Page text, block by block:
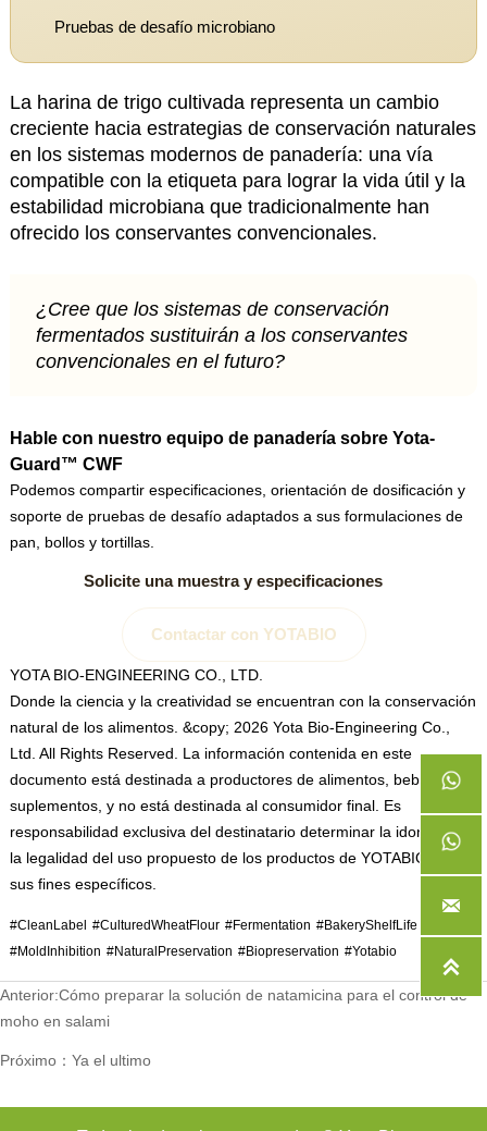
Pruebas de desafío microbiano
La harina de trigo cultivada representa un cambio
creciente hacia estrategias de conservación naturales
en los sistemas modernos de panadería: una vía
compatible con la etiqueta para lograr la vida útil y la
estabilidad microbiana que tradicionalmente han
ofrecido los conservantes convencionales.
¿Cree que los sistemas de conservación
fermentados sustituirán a los conservantes
convencionales en el futuro?
Hable con nuestro equipo de panadería sobre Yota-
Guard™ CWF
Podemos compartir especificaciones, orientación de dosificación y
soporte de pruebas de desafío adaptados a sus formulaciones de
pan, bollos y tortillas.
Solicite una muestra y especificaciones
Contactar con YOTABIO
YOTA BIO-ENGINEERING CO., LTD.
Donde la ciencia y la creatividad se encuentran con la conservación
natural de los alimentos. &copy; 2026 Yota Bio-Engineering Co.,
Ltd. All Rights Reserved. La información contenida en este
documento está destinada a productores de alimentos, bebidas y
suplementos, y no está destinada al consumidor final. Es
responsabilidad exclusiva del destinatario determinar la idoneidad y
la legalidad del uso propuesto de los productos de YOTABIO para
sus fines específicos.
#CleanLabel #CulturedWheatFlour #Fermentation #BakeryShelfLife
#MoldInhibition #NaturalPreservation #Biopreservation #Yotabio
Anterior:Cómo preparar la solución de natamicina para el control de
moho en salami
Próximo：Ya el ultimo

